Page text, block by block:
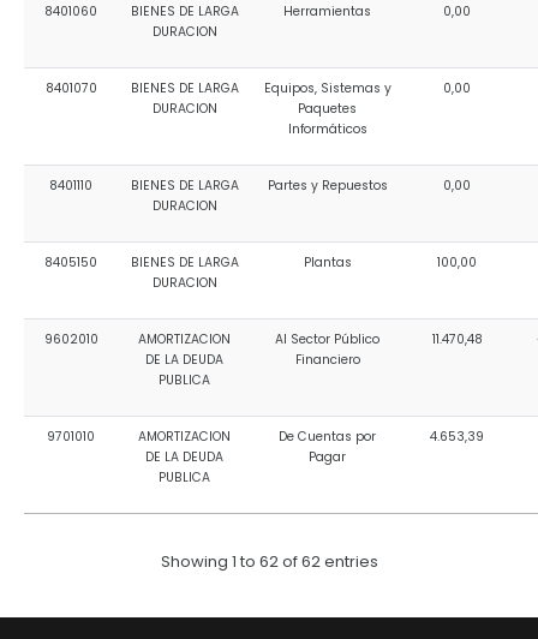
8401060
BIENES DE LARGA
DURACION
Herramientas 0,00
8401070
BIENES DE LARGA
DURACION
Equipos, Sistemas y
Paquetes
Informáticos
0,00
8401110
BIENES DE LARGA
DURACION
Partes y Repuestos 0,00
8405150
BIENES DE LARGA
DURACION
Plantas 100,00
9602010
AMORTIZACION
DE LA DEUDA
PUBLICA
Al Sector Público
Financiero
11.470,48
9701010
AMORTIZACION
DE LA DEUDA
PUBLICA
De Cuentas por
Pagar
4.653,39
Showing 1 to 62 of 62 entries